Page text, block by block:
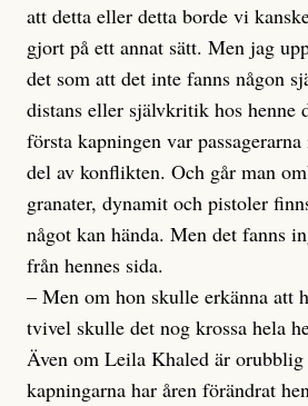
att detta eller detta borde vi
gjort på ett annat sätt. Men jag
det som att det inte fanns någon
distans eller självkritik hos henne
första kapningen var
del av konflikten. Och går man
granater, dynamit och pistoler
något kan hända. Men det fanns
från hennes sida.
– Men om hon skulle erkänna att
tvivel skulle det nog krossa hela
Även om Leila Khaled är orubblig
kapningarna har åren förändrat